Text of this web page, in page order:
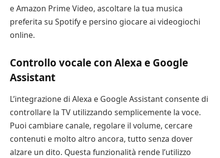
e Amazon Prime Video, ascoltare la tua musica
preferita su Spotify e persino giocare ai videogiochi
online.
Controllo vocale con Alexa e Google
Assistant
L’integrazione di Alexa e Google Assistant consente di
controllare la TV utilizzando semplicemente la voce.
Puoi cambiare canale, regolare il volume, cercare
contenuti e molto altro ancora, tutto senza dover
alzare un dito. Questa funzionalità rende l’utilizzo